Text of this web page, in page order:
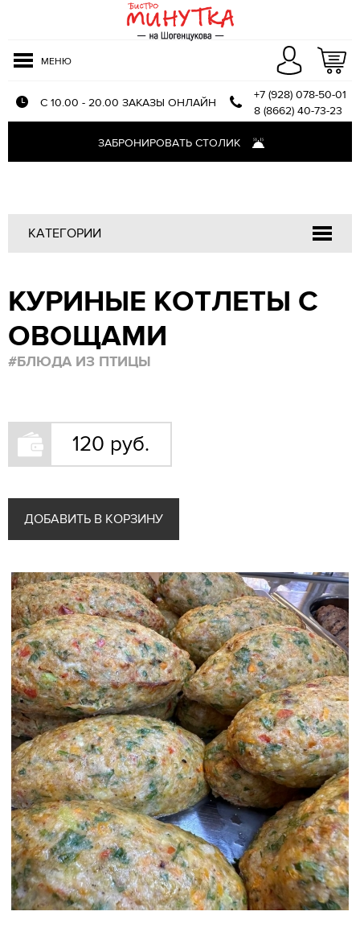
МЕНЮ
С 10.00 - 20.00 ЗАКАЗЫ ОНЛАЙН
+7 (928) 078-50-01
8 (8662) 40-73-23
ЗАБРОНИРОВАТЬ СТОЛИК
КАТЕГОРИИ
Закуски
Салаты
Первые блюда
Блюда из птицы
Пироги
Хлебобулочные изделия
Гарниры
Десерты Конфеты Мороженое Желе
КУРИНЫЕ КОТЛЕТЫ С
ОВОЩАМИ
#БЛЮДА ИЗ ПТИЦЫ
120 руб.
ДОБАВИТЬ В КОРЗИНУ